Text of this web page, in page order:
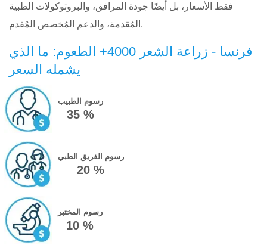
فقط الأسعار، بل أيضًا جودة المرافق، والبروتوكولات الطبية
المُقدمة، والدعم المُخصص المُقدم.
فرنسا - زراعة الشعر 4000+ الطعوم: ما الذي
يشمله السعر
رسوم الطبيب
35 %
رسوم الفريق الطبي
20 %
رسوم المختبر
10 %